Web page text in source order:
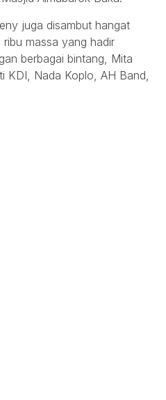
juga disambut hangat
massa yang hadir
berbagai bintang, Mita
KDI, Nada Koplo, AH Band,